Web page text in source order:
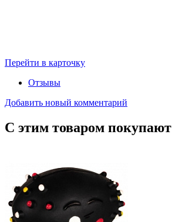
Перейти в карточку
Отзывы
Добавить новый комментарий
С этим товаром покупают